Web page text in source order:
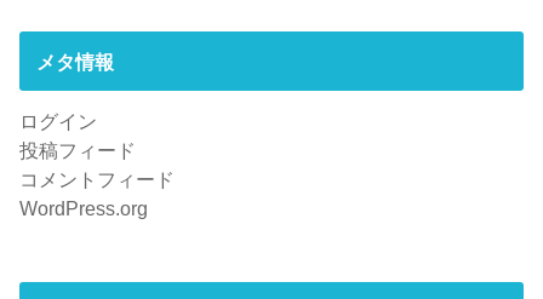
メタ情報
ログイン
投稿フィード
コメントフィード
WordPress.org